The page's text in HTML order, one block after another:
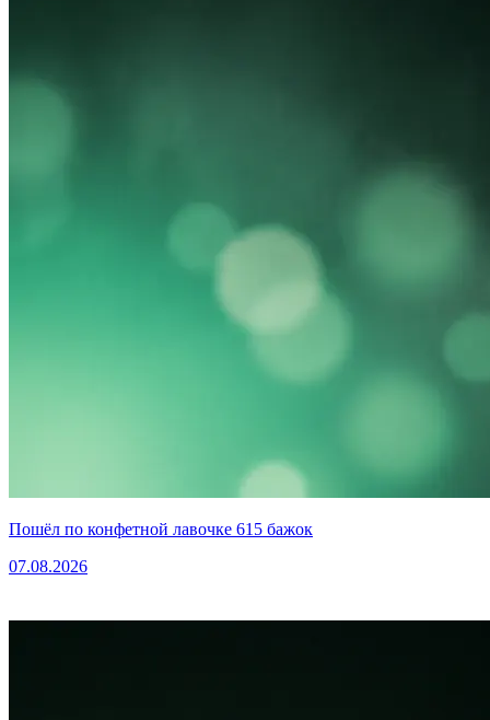
Пошёл по конфетной лавочке 615 бажок
07.08.2026